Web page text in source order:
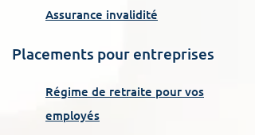
Assurance invalidité
Placements pour entreprises
Régime de retraite pour vos
employés